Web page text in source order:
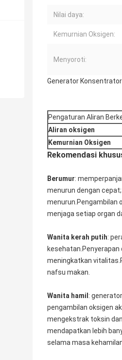
Nilai daya:
Kemurnian Oksigen:
Menyoroti:
Generator
Pengaturan Aliran
Aliran oksigen
Kemurnian Oksigen
Rekomendasi
Berumur:
menurun dengan
menurun.Pengambilan
menjaga setiap organ
Wanita kerah putih:
meningkatkan
nafsu makan.
Wanita hamil :
pengambilan oksigen
mengekstrak toksin
mendapatkan lebih
selama masa